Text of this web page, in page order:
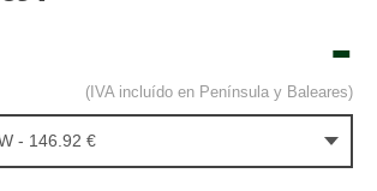
-
(IVA incluído en Península y Baleares)
- 146.92 €